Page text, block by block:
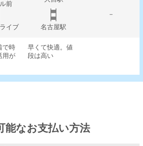
前
－
イブ
名古屋駅
で時
用が
早くて快適。値
段は高い
能なお支払い方法